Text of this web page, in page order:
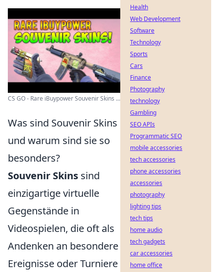
CS GO - Rare iBuypower Souvenir Skins ...
Was sind Souvenir Skins
und warum sind sie so
besonders?
Souvenir Skins sind
einzigartige virtuelle
Gegenstände in
Videospielen, die oft als
Andenken an besondere
Ereignisse oder Turniere
Health
Web Development
Software
Technology
Sports
Cars
Finance
Photography
technology
Gambling
SEO APIs
Programmatic SEO
mobile accessories
tech accessories
phone accessories
accessories
photography
lighting tips
tech tips
home audio
tech gadgets
car accessories
home office